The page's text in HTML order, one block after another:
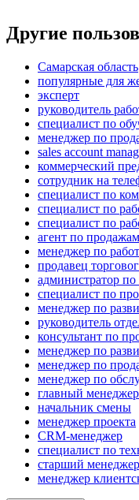
Другие
Самарская область
популярные для
эксперт
руководитель
специалист по
менеджер по
sales account
коммерческий
сотрудник на
специалист по
специалист по
специалист по
агент по
менеджер по
продавец
администратор по
специалист по
менеджер по
руководитель
консультант по
менеджер по
менеджер по
менеджер по
главный
начальник смены
менеджер проекта
CRM-менеджер
специалист по
старший
менеджер